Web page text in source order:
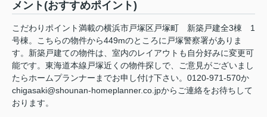
メント(おすすめポイント)
こだわりポイント満載の横浜市戸塚区戸塚町 新築戸建全3棟 1
号棟。こちらの物件から449mのところに戸塚警察署がありま
す。新築戸建ての物件は、室内のレイアウトも自分好みに変更可
能です。東海道本線戸塚近くの物件探しで、ご意見がございまし
たらホームプランナーまでお申し付け下さい。0120-971-570か
chigasaki@shounan-homeplanner.co.jpからご連絡をお待ちして
おります。